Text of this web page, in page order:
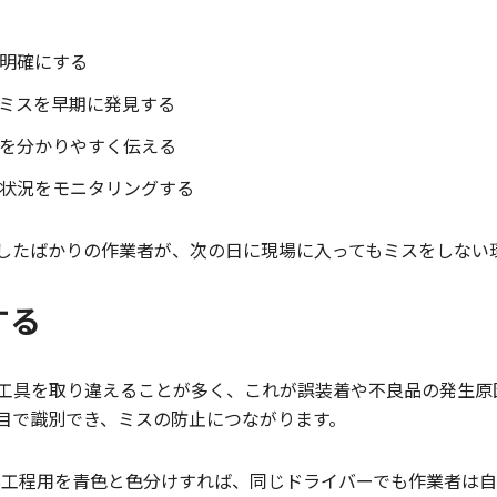
確にする
スを早期に発見する
分かりやすく伝える
況をモニタリングする
ばかりの作業者が、次の日に現場に入ってもミスをしな
具を取り違えることが多く、これが誤装着や不良品の発生
識別でき、ミスの防止につながります。
程用を青色と色分けすれば、同じドライバーでも作業者は